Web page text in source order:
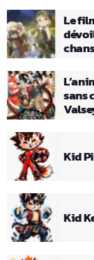
Le
sans
Kid
Kid